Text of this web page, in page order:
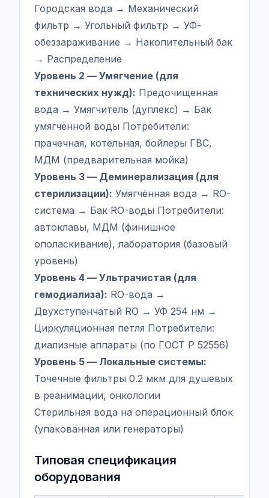
Городская вода → Механический
фильтр → Угольный фильтр → УФ-
обеззараживание → Накопительный бак
→ Распределение
Уровень 2 — Умягчение (для
технических нужд): Предочищенная
вода → Умягчитель (дуплекс) → Бак
умягчённой воды Потребители:
прачечная, котельная, бойлеры ГВС,
МДМ (предварительная мойка)
Уровень 3 — Деминерализация (для
стерилизации): Умягчённая вода → RO-
система → Бак RO-воды Потребители:
автоклавы, МДМ (финишное
ополаскивание), лаборатория (базовый
уровень)
Уровень 4 — Ультрачистая (для
гемодиализа): RO-вода →
Двухступенчатый RO → УФ 254 нм →
Циркуляционная петля Потребители:
диализные аппараты (по ГОСТ Р 52556)
Уровень 5 — Локальные системы:
Точечные фильтры 0.2 мкм для душевых
в реанимации, онкологии
Стерильная вода на операционный блок
(упакованная или генераторы)
Типовая спецификация
оборудования